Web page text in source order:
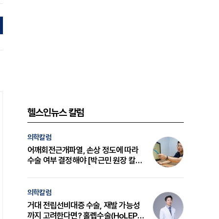
헬스인뉴스 칼럼
의학칼럼
어깨회전근개파열, 손상 정도에 따라
수술 여부 결정해야 [박근민 원장 칼
의학칼럼
거대 전립선비대증 수술, 재발 가능성
까지 고려한다면? 홀렙수술(HoLEP)